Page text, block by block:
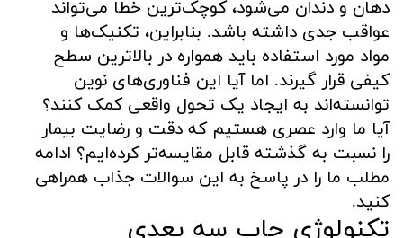
دهان و دندان می‌شود، کوچک‌ترین خطا می‌تواند
عواقب جدی داشته باشد. بنابراین، تکنیک‌ها و
مواد مورد استفاده باید همواره در بالاترین سطح
کیفی قرار گیرند. اما آیا این فناوری‌های نوین
توانسته‌اند به ایجاد یک تحول واقعی کمک کنند؟
آیا ما وارد عصری هستیم که دقت و رضایت بیمار
را نسبت به گذشته قابل مقایسه‌تر کرده‌ایم؟ ادامه
مطلب ما را در پاسخ به این سوالات جذاب همراهی
کنید.
تکنولوژی چاپ سه بعدی